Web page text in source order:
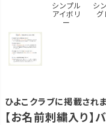
シンプル
アイボリ
ー
シ
グ
ひよこクラブに掲載され
【お名前刺繍入り